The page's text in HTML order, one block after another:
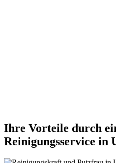
Ihre Vorteile durch
Reinigungsservice in